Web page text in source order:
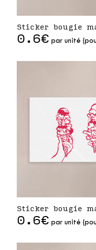
Sticker bougie
0.6€ par unité
Sticker bougie
0.6€ par unité